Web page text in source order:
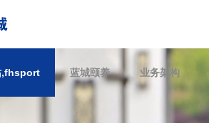
,fhsport 蓝城颐养 业务架构